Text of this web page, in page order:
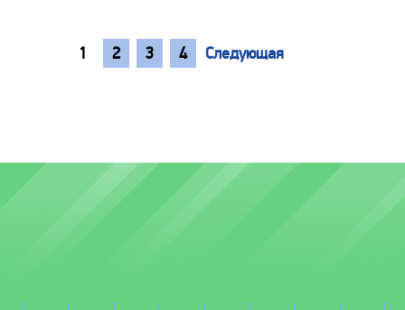
1 2 3 4 Следующая